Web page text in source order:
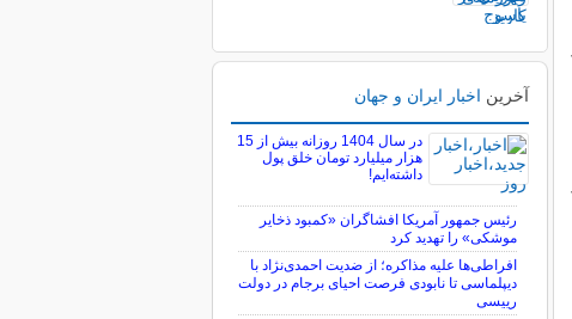
آخرین اخبار ایران و جهان
در سال 1404 روزانه بیش از 15
هزار میلیارد تومان خلق پول
داشته‌ایم!
رئیس جمهور آمریکا افشاگران «کمبود ذخایر
موشکی» را تهدید کرد
افراطی‌ها علیه مذاکره؛ از ضدیت احمدی‌نژاد با
دیپلماسی تا نابودی فرصت احیای برجام در دولت
رییسی